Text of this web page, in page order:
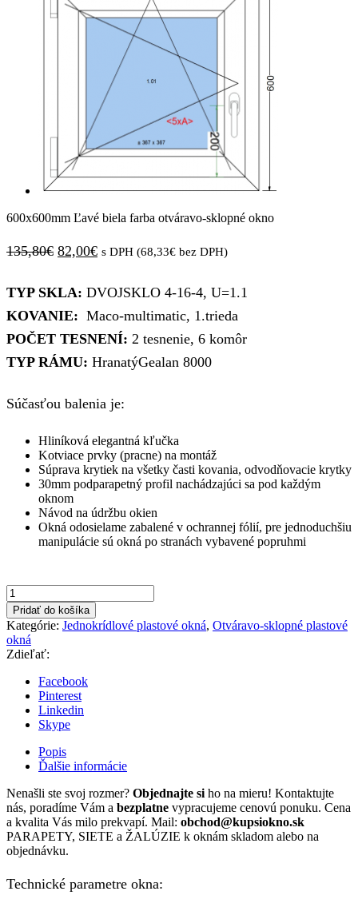
600x600mm Ľavé biela farba otváravo-sklopné okno
135,80€ Pôvodná
bola:
135,80€.
82,00€Aktuálna
je:
82,00€.
s DPH (68,33€ bez DPH)
TYP SKLA: DVOJSKLO 4-16-4, U=1.1
KOVANIE: Maco-multimatic, 1.trieda
POČET TESNENÍ: 2 tesnenie, 6 komôr
TYP RÁMU: HranatýGealan 8000
Súčasťou balenia je:
Hliníková elegantná kľučka
Kotviace prvky (pracne) na montáž
Súprava krytiek na všetky časti kovania, odvodňovacie krytky
30mm podparapetný profil nachádzajúci sa pod každým
oknom
Návod na údržbu okien
Okná odosielame zabalené v ochrannej fólií, pre jednoduchšiu
manipulácie sú okná po stranách vybavené popruhmi
množstvo
600x600mm
Ľavé
biela
farba
otváravo-
sklopné
okno
Pridať do košíka
Kategórie: Jednokrídlové plastové okná, Otváravo-sklopné plastové
okná
Zdieľať:
Facebook
Pinterest
Linkedin
Skype
Popis
Ďalšie informácie
Nenašli ste svoj rozmer? Objednajte si ho na mieru! Kontaktujte
nás, poradíme Vám a bezplatne vypracujeme cenovú ponuku. Cena
a kvalita Vás milo prekvapí. Mail: obchod@kupsiokno.sk
PARAPETY, SIETE a ŽALÚZIE k oknám skladom alebo na
objednávku.
Technické parametre okna: